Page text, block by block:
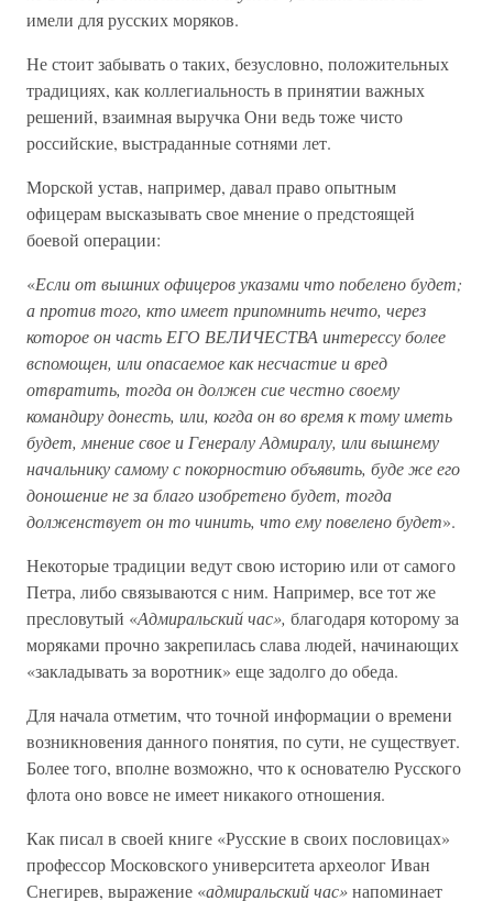
имели для русских моряков.
Не стоит забывать о таких, безусловно, положительных
традициях, как коллегиальность в принятии важных
решений, взаимная выручка Они ведь тоже чисто
российские, выстраданные сотнями лет.
Морской устав, например, давал право опытным
офицерам высказывать свое мнение о предстоящей
боевой операции:
«Если от вышних офицеров указами что побелено будет;
а против того, кто имеет припомнить нечто, через
которое он часть ЕГО ВЕЛИЧЕСТВА интерессу более
вспомощен, или опасаемое как несчастие и вред
отвратить, тогда он должен сие честно своему
командиру донесть, или, когда он во время к тому иметь
будет, мнение свое и Генералу Адмиралу, или вышнему
начальнику самому с покорностию объявить, буде же его
доношение не за благо изобретено будет, тогда
долженствует он то чинить, что ему повелено будет».
Некоторые традиции ведут свою историю или от самого
Петра, либо связываются с ним. Например, все тот же
пресловутый «Адмиральский час», благодаря которому за
моряками прочно закрепилась слава людей, начинающих
«закладывать за воротник» еще задолго до обеда.
Для начала отметим, что точной информации о времени
возникновения данного понятия, по сути, не существует.
Более того, вполне возможно, что к основателю Русского
флота оно вовсе не имеет никакого отношения.
Как писал в своей книге «Русские в своих пословицах»
профессор Московского университета археолог Иван
Снегирев, выражение «адмиральский час»напоминает